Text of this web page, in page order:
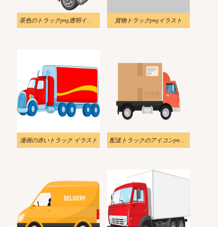
茶色のトラックpng透明イラスト 貨物トラックpngイラスト
漫画の赤いトラック イラスト 配送トラックのアイコンpng透明イラスト